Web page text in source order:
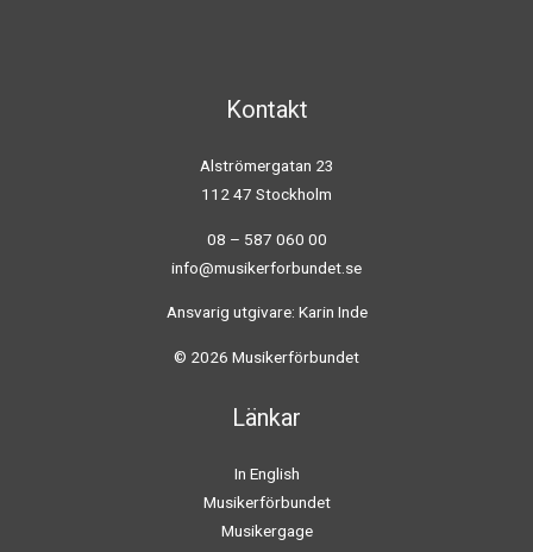
Kontakt
Alströmergatan 23
112 47 Stockholm
08 – 587 060 00
info@musikerforbundet.se
Ansvarig utgivare: Karin Inde
© 2026 Musikerförbundet
Länkar
In English
Musikerförbundet
Musikergage